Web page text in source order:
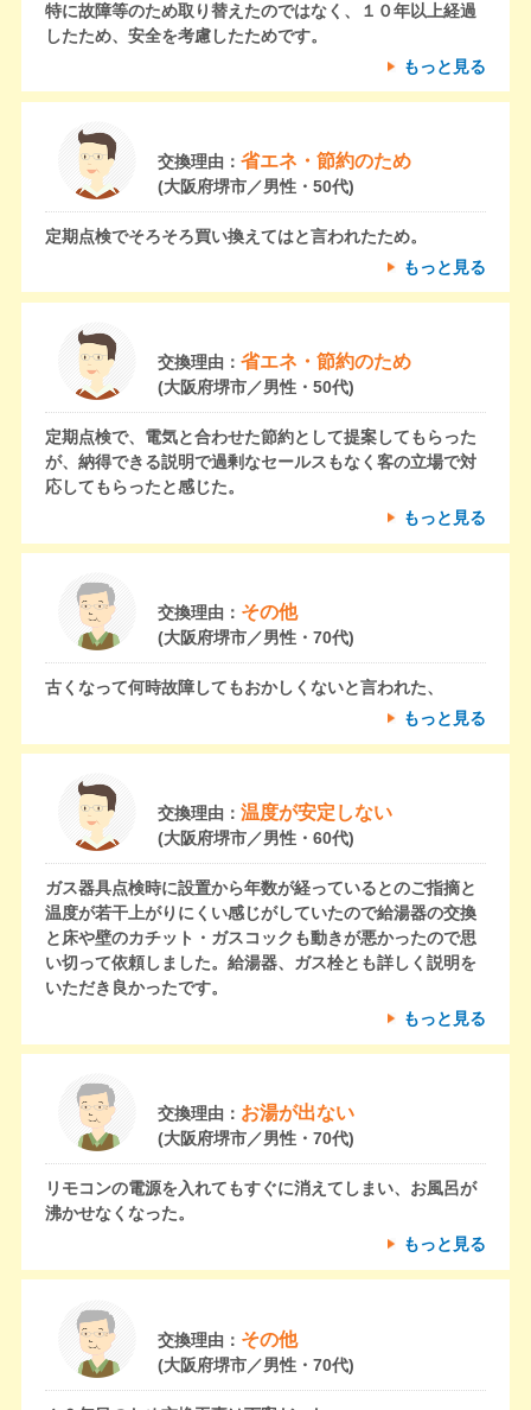
特に故障等のため取り替えたのではなく、１０年以上経過
したため、安全を考慮したためです。
もっと見る
交換理由： 省エネ・節約のため
(大阪府堺市／男性・50代)
定期点検でそろそろ買い換えてはと言われたため。
もっと見る
交換理由： 省エネ・節約のため
(大阪府堺市／男性・50代)
定期点検で、電気と合わせた節約として提案してもらった
が、納得できる説明で過剰なセールスもなく客の立場で対
応してもらったと感じた。
もっと見る
交換理由： その他
(大阪府堺市／男性・70代)
古くなって何時故障してもおかしくないと言われた、
もっと見る
交換理由： 温度が安定しない
(大阪府堺市／男性・60代)
ガス器具点検時に設置から年数が経っているとのご指摘と
温度が若干上がりにくい感じがしていたので給湯器の交換
と床や壁のカチット・ガスコックも動きが悪かったので思
い切って依頼しました。給湯器、ガス栓とも詳しく説明を
いただき良かったです。
もっと見る
交換理由： お湯が出ない
(大阪府堺市／男性・70代)
リモコンの電源を入れてもすぐに消えてしまい、お風呂が
沸かせなくなった。
もっと見る
交換理由： その他
(大阪府堺市／男性・70代)